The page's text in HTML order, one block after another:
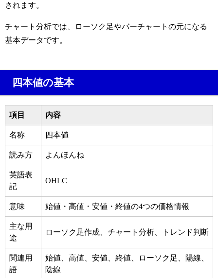
されます。
チャート分析では、ローソク足やバーチャートの元になる
基本データです。
四本値の基本
項目 内容
名称 四本値
読み方 よんほんね
英語表
記
OHLC
意味 始値・高値・安値・終値の4つの価格情報
主な用
途
ローソク足作成、チャート分析、トレンド判断
関連用
語
始値、高値、安値、終値、ローソク足、陽線、
陰線